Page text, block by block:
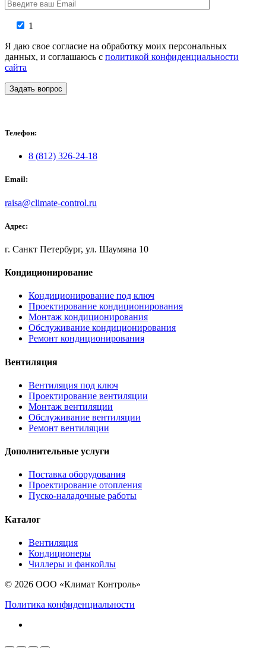
1
Я даю свое согласие на обработку моих персональных
данных, и соглашаюсь с политикой конфиденциальности
сайта
Задать вопрос
Телефон:
8 (812) 326-24-18
Email:
raisa@climate-control.ru
Адрес:
г. Санкт Петербург, ул. Шаумяна 10
Кондиционирование
Кондиционирование под ключ
Проектирование кондиционирования
Монтаж кондиционирования
Обслуживание кондиционирования
Ремонт кондиционирования
Вентиляция
Вентиляция под ключ
Проектирование вентиляции
Монтаж вентиляции
Обслуживание вентиляции
Ремонт вентиляции
Дополнительные услуги
Поставка оборудования
Проектирование отопления
Пуско-наладочные работы
Каталог
Вентиляция
Кондиционеры
Чиллеры и фанкойлы
© 2026 ООО «Климат Контроль»
Политика конфиденциальности